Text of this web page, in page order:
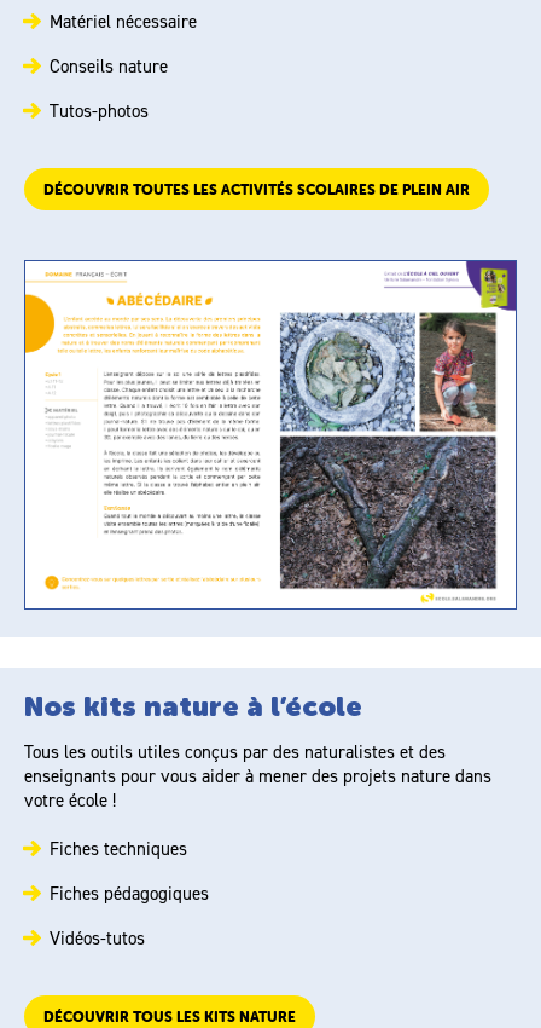
Matériel nécessaire
Conseils nature
Tutos-photos
DÉCOUVRIR TOUTES LES ACTIVITÉS SCOLAIRES DE PLEIN AIR
Nos kits nature à l’école
Tous les outils utiles conçus par des naturalistes et des
enseignants pour vous aider à mener des projets nature dans
votre école !
Fiches techniques
Fiches pédagogiques
Vidéos-tutos
DÉCOUVRIR TOUS LES KITS NATURE